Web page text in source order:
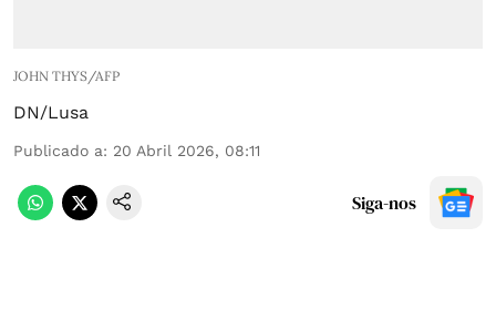
JOHN THYS/AFP
DN/Lusa
Publicado a: 20 Abril 2026, 08:11
Siga-nos